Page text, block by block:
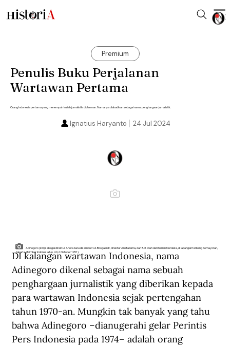
Premium
Penulis Buku Perjalanan
Wartawan Pertama
Orang Indonesia pertama yang menempuh kuliah jurnalistik di Jerman. Namanya diabadikan sebagai nama penghargaan jurnalistik.
24 Jul 2024
Ignatius Haryanto
Adinegoro (kiri) sebagai direktur Aneta baru disambut v.d. Boogaardt, direktur Aneta lama, dan B.M. Diah dari harian Merdeka, di lapangan terbang Kemayoran,
Jakarta. (Mimbar Indonesia No. 40, 6 Oktober 1951).
DI kalangan wartawan Indonesia, nama
Adinegoro dikenal sebagai nama sebuah
penghargaan jurnalistik yang diberikan kepada
para wartawan Indonesia sejak pertengahan
tahun 1970-an. Mungkin tak banyak yang tahu
bahwa Adinegoro –dianugerahi gelar Perintis
Pers Indonesia pada 1974– adalah orang